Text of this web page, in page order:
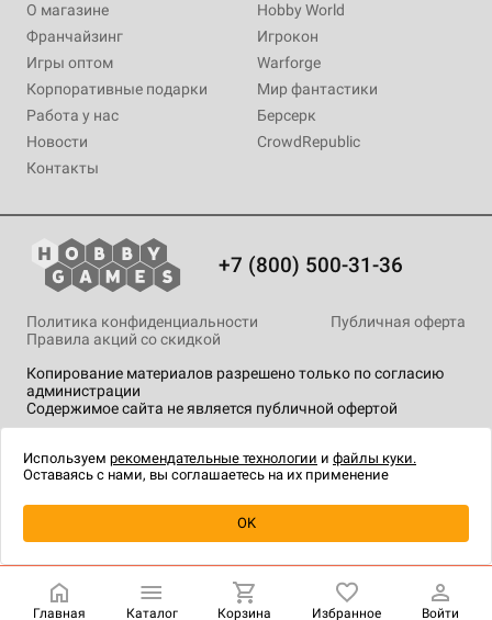
Уведомить о наличии
О магазине
Франчайзинг
Игры оптом
Корпоративные подарки
Работа у нас
Новости
Контакты
Hobby World
Игрокон
Warforge
Мир фантастики
Берсерк
CrowdRepublic
+7 (800) 500-31-36
Копирование материалов разрешено только по согласию
администрации
Содержимое сайта не является публичной офертой
Политика конфиденциальности
Публичная оферта
Правила акций со скидкой
технологии.
Главная Каталог Корзина Избранное Войти
Используем рекомендательные технологии и файлы куки.
Оставаясь с нами, вы соглашаетесь на их применение
OK